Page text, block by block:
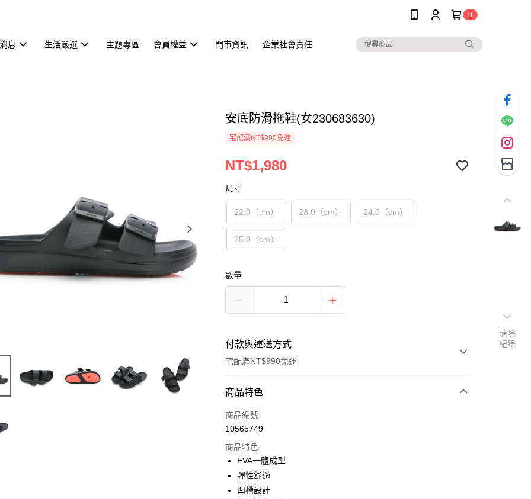
0
息 生活嚴選 主題專區 會員權益 門市資訊 企業社會責任
安底防滑拖鞋(女230683630)
宅配滿NT$990免運
NT$1,980
尺寸
22.0（cm） 23.0（cm） 24.0（cm）
25.0（cm）
數量
付款與運送方式
宅配滿NT$990免運
付款方式
信用卡一次付款
Apple Pay
悠遊付
商品特色
商品編號
10565749
商品特色
EVA一體成型
彈性舒適
凹槽設計
清除
紀錄